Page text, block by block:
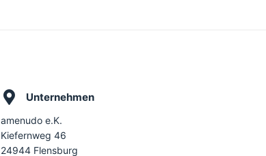
Unternehmen
amenudo e.K.
Kiefernweg 46
24944 Flensburg